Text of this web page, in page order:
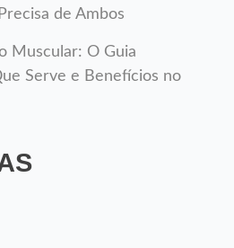
de Ambos
Muscular: O Guia
Serve e Benefícios no